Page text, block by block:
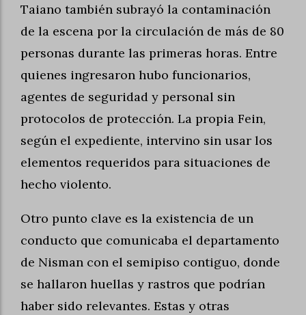
Taiano también subrayó la contaminación
de la escena por la circulación de más de 80
personas durante las primeras horas. Entre
quienes ingresaron hubo funcionarios,
agentes de seguridad y personal sin
protocolos de protección. La propia Fein,
según el expediente, intervino sin usar los
elementos requeridos para situaciones de
hecho violento.
Otro punto clave es la existencia de un
conducto que comunicaba el departamento
de Nisman con el semipiso contiguo, donde
se hallaron huellas y rastros que podrían
haber sido relevantes. Estas y otras